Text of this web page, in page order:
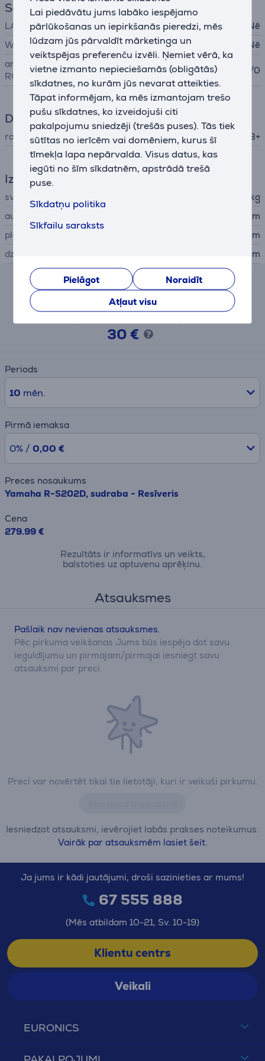
Lai piedāvātu jums labāko iespējamo
pārlūkošanas un iepirkšanās pieredzi, mēs
lūdzam jūs pārvaldīt mārketinga un
veiktspējas preferenču izvēli. Ņemiet vērā, ka
vietne izmanto nepieciešamās (obligātās)
sīkdatnes, no kurām jūs nevarat atteikties.
Tāpat informējam, ka mēs izmantojam trešo
pušu sīkdatnes, ko izveidojuši citi
pakalpojumu sniedzēji (trešās puses). Tās tiek
sūtītas no ierīcēm vai domēniem, kurus šī
tīmekļa lapa nepārvalda. Visus datus, kas
iegūti no šīm sīkdatnēm, apstrādā trešā
puse.
Sīkdatņu politika
Sīkfailu saraksts
Pielāgot
Noraidīt
Atļaut visu
Savienojumi
LAN (tīkla interfeis, RJ45)
Nē
WiFi
Nē
analogā audio ieeja / izeja
RCA
4/0
Digitālais uztvērējs
radio uztvērējs FM, DAB+
Izmēri
svars
6,7 kg
augstums
14,1 cm
platums
43,5 cm
dziļums
32,2 cm
Līzinga un nomas kalkulators
30 €
Periods
10 mēn.
Pirmā iemaksa
0% / 0,00 €
Preces nosaukums
Yamaha R-S202D, sudraba - Resīveris
Cena
279.99 €
Rezultāts ir informatīvs un veikts,
balstoties uz aptuvenu aprēķinu.
Atsauksmes
Preci var novērtēt tikai tie lietotāji, kuri ir veikuši pirkumu.
Iesniedzot atsauksmi, ievērojiet labās prakses noteikumus.
Vairāk par atsauksmēm lasiet šeit.
Pašlaik nav nevienas atsauksmes.
Pēc pirkuma veikšanas Jums būs iespēja dot savu
ieguldījumu un pirmajam/pirmajai iesniegt savu
atsauksmi par preci.
EURONICS
Ja jums ir kādi jautājumi, droši sazinieties ar mums!
67 555 888
(Mēs atbildam 10-21, Sv. 10-19)
Klientu centrs
Veikali